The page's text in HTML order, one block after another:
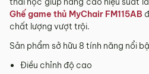
Ghế game thủ MyChair FM115AB
chất lượng vượt trội.
Sản phẩm sở hữu 8 tính năng nổi
Điều chỉnh độ cao